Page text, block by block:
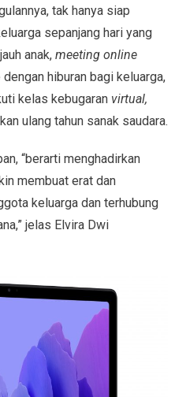
tak hanya siap
sepanjang hari yang
anak, meeting online
hiburan bagi keluarga,
kelas kebugaran virtual,
ulang tahun sanak saudara.
“berarti menghadirkan
membuat erat dan
keluarga dan terhubung
jelas Elvira Dwi